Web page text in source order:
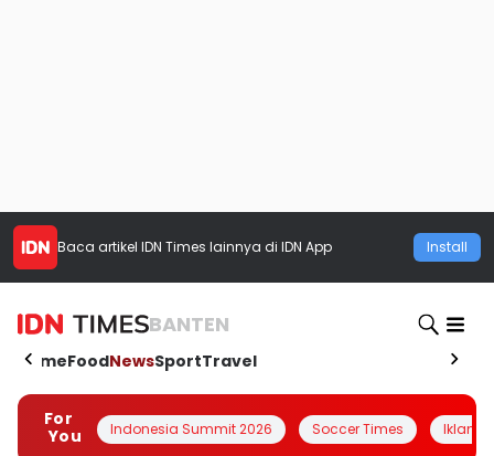
Baca artikel IDN Times lainnya di IDN App Install
BANTEN
HomeFoodNewsSportTravel
For
You
Indonesia Summit 2026 Soccer Times Iklanin